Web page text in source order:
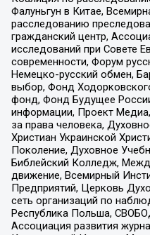
Фалуньгун в Китае,
расследованию
гражданский центр,
исследований при Совете
современности, Форум
Немецко-русский обмен,
выбор, Фонд
фонд, Фонд Будущее
информации, Проект
за права человека,
Христиан Украинской
Поколение, Духовное
Библейский Колледж,
движение, Всемирный
Предприятий, Церковь
сеть организаций по
Республика Польша,
Ассоциация развития